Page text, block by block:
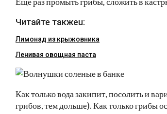
Читайте такжеu:
Лимонад из крыжовника
Ленивая овощная паста
Как только вода закипит, посолить и
грибов, тем дольше). Как только грибы